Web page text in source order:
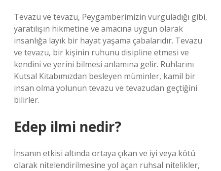
Tevazu ve tevazu, Peygamberimizin vurguladığı gibi,
yaratılışın hikmetine ve amacına uygun olarak
insanlığa layık bir hayat yaşama çabalarıdır. Tevazu
ve tevazu, bir kişinin ruhunu disipline etmesi ve
kendini ve yerini bilmesi anlamına gelir. Ruhlarını
Kutsal Kitabımızdan besleyen müminler, kamil bir
insan olma yolunun tevazu ve tevazudan geçtiğini
bilirler.
Edep ilmi nedir?
İnsanın etkisi altında ortaya çıkan ve iyi veya kötü
olarak nitelendirilmesine yol açan ruhsal nitelikler,